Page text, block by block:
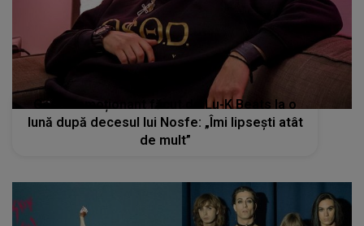
Gestul emoționant făcut de Lu-K Beats la o
lună după decesul lui Nosfe: „Îmi lipsești atât
de mult”